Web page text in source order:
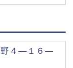
野４―１６―